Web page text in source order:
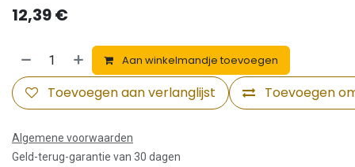
12,39€
Aan winkelmandje toevoegen
Toevoegen
Toevoegen aan verlanglijst
Algemene voorwaarden
Geld-terug-garantie van 30 dagen